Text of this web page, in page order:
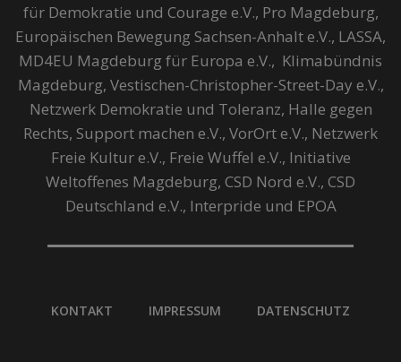
für Demokratie und Courage e.V., Pro Magdeburg,
Europäischen Bewegung Sachsen-Anhalt e.V., LASSA,
MD4EU Magdeburg für Europa e.V., Klimabündnis
Magdeburg, Vestischen-Christopher-Street-Day e.V.,
Netzwerk Demokratie und Toleranz, Halle gegen
Rechts, Support machen e.V., VorOrt e.V., Netzwerk
Freie Kultur e.V., Freie Wuffel e.V., Initiative
Weltoffenes Magdeburg, CSD Nord e.V., CSD
Deutschland e.V., Interpride und EPOA
KONTAKT IMPRESSUM DATENSCHUTZ